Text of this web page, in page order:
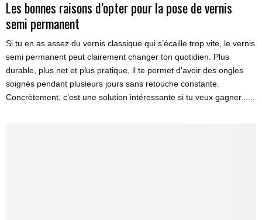
Les bonnes raisons d’opter pour la pose de vernis
semi permanent
Si tu en as assez du vernis classique qui s’écaille trop vite, le vernis
semi permanent peut clairement changer ton quotidien. Plus
durable, plus net et plus pratique, il te permet d’avoir des ongles
soignés pendant plusieurs jours sans retouche constante.
Concrètement, c’est une solution intéressante si tu veux gagner......